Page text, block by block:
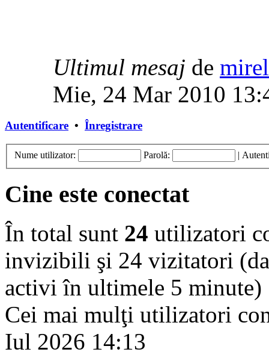
Ultimul mesaj de mirel
Mie, 24 Mar 2010
Autentificare • Înregistrare
Nume utilizator: Parolă: |
Cine este conectat
În total sunt 24 utilizatori
invizibili şi 24 vizitatori
activi în ultimele 5 minute)
Cei mai mulţi utilizatori
Iul 2026 14:13